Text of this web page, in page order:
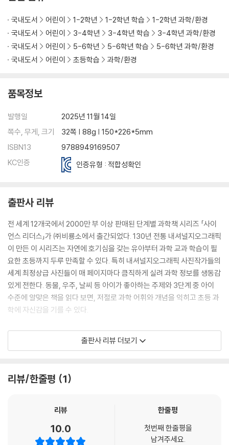
국내도서 어린이 1-2학년 1-2학년 학습
1-2학년 과학/환경
국내도서
어린이 3-4학년 3-4학년 학습
3-4학년 과학/환경
국내도서
어린이 5-6학년 5-6학년 학습
5-6학년 과학/환경
국내도서
어린이 초등학습 과학/환경
품목정보
발행일
2025년 11월 14일
쪽수, 무게, 크기
32쪽 | 88g | 150*226*5mm
ISBN13
9788949169507
KC인증
인증유형 : 적합성확인
출판사 리뷰
전 세계 12개국에서 2000만 부 이상 판매된 단계별 과학책 시리즈 「사이
언스 리더스」가 ㈜비룡소에서 출간되었다. 130년 전통 내셔널지오그래픽
이 만든 이 시리즈는 자연에 호기심을 갖는 유아부터 과학 교과 학습이 필
요한 초등까지 두루 만족할 수 있다. 특히 내셔널지오그래픽 사진작가들의
세계 최정상급 사진들이 매 페이지마다 큼직하게 실려 과학 정보를 생동감
있게 전한다. 동물, 우주, 날씨 등 아이가 좋아하는 주제와 3단계 중 아이
수준에 알맞은 책을 읽다 보면, 저절로 과학 어휘와 개념을 익히고 초등 과
학에 자신감을 기를 수 있다.
이 시리즈는 멋진 사진과 이야기로 아이들이 자연스레 과학과 친해지게 합
「사이언스 리더스」는 풍부한 과학 어휘를 멋진 사진과 함께 자연스레 익히
- 이정모(전 국립과천과학관 관장)
출판사 리뷰 더보기
리뷰/한줄평 1
리뷰
10.0
한줄평
첫번째 한줄평을
남겨주세요.